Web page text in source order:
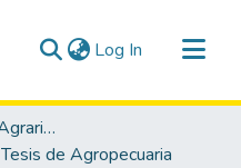
Log In (current)
Facultad de Ciencias Agrarias
Tesis de Agropecuaria